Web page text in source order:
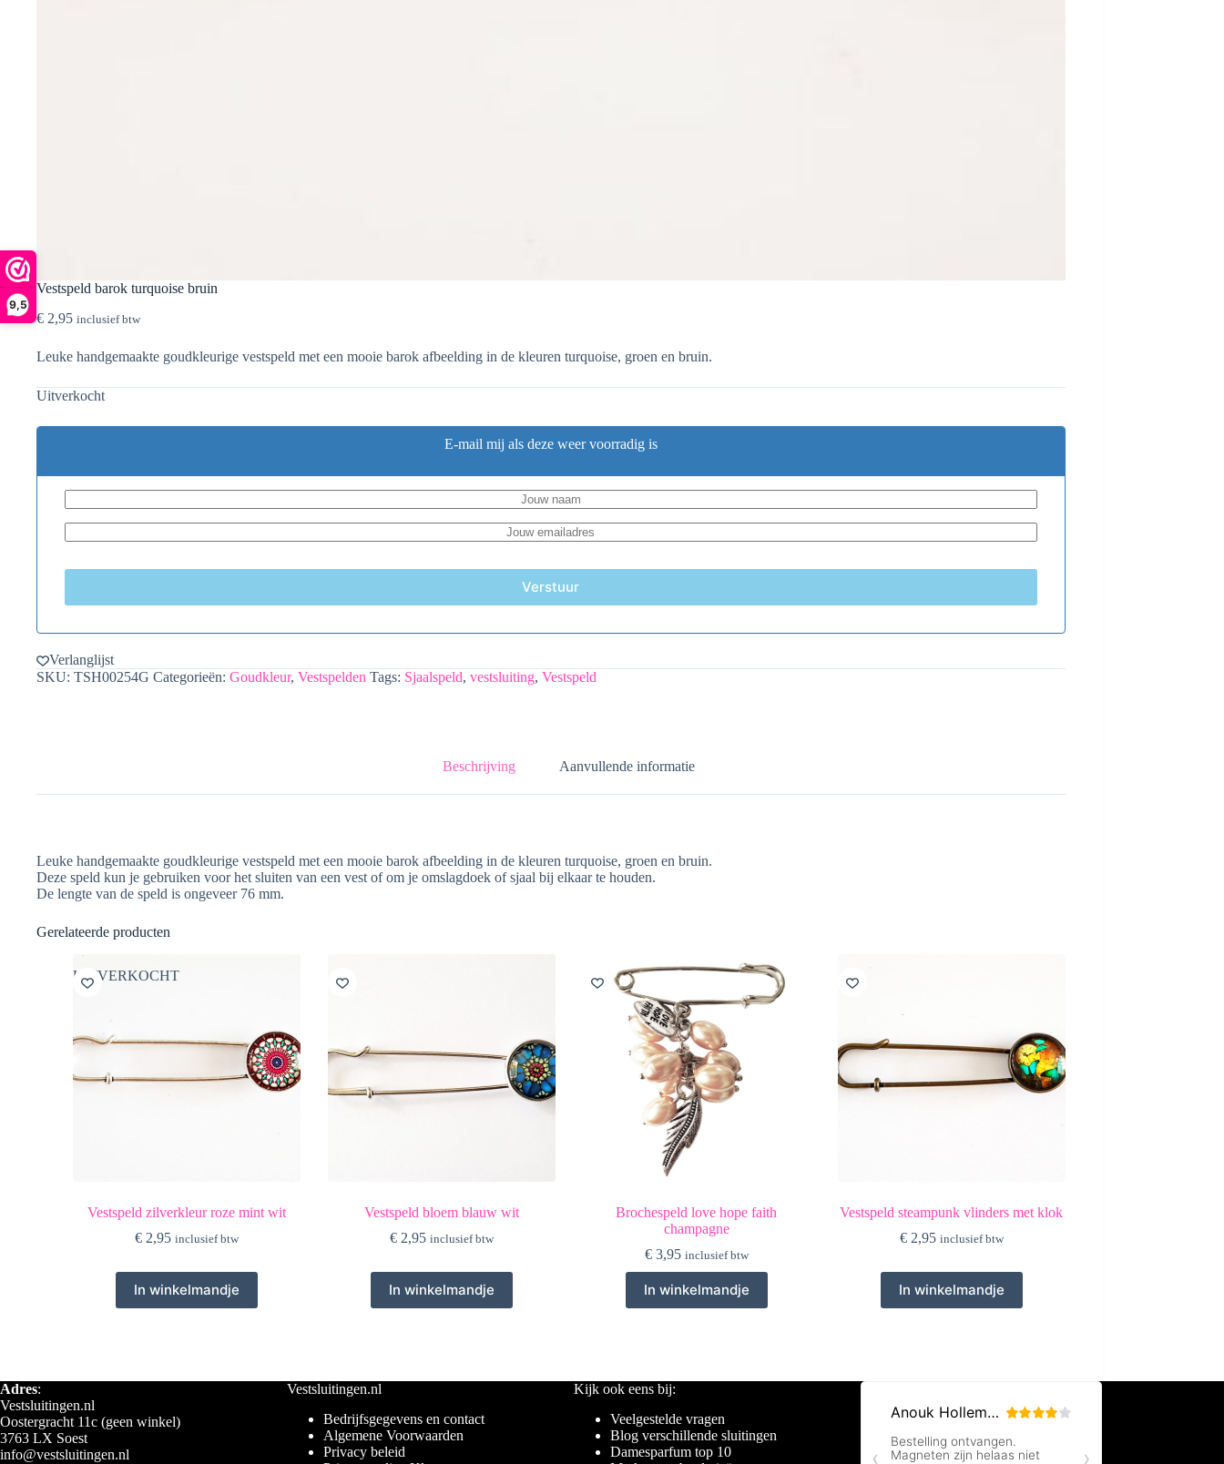
9,5
Vestspeld barok turquoise bruin
€ 2,95 inclusief btw
Leuke handgemaakte goudkleurige vestspeld met een mooie barok afbeelding in de kleuren turquoise, groen en bruin.
Uitverkocht
E-mail mij als deze weer voorradig is
Verstuur
Verlanglijst
SKU: TSH00254G Categorieën: Goudkleur, Vestspelden Tags: Sjaalspeld, vestsluiting, Vestspeld
Beschrijving Aanvullende informatie
Leuke handgemaakte goudkleurige vestspeld met een mooie barok afbeelding in de kleuren turquoise, groen en bruin.
Deze speld kun je gebruiken voor het sluiten van een vest of om je omslagdoek of sjaal bij elkaar te houden.
De lengte van de speld is ongeveer 76 mm.
Gerelateerde producten
UITVERKOCHT
Vestspeld zilverkleur roze mint wit
€2,95 inclusief btw
In winkelmandje
Vestspeld bloem blauw wit
€2,95 inclusief btw
In winkelmandje
Brochespeld love hope faith
champagne
€3,95 inclusief btw
In winkelmandje
Vestspeld steampunk vlinders met klok
€2,95 inclusief btw
In winkelmandje
Adres:
Vestsluitingen.nl
Oostergracht 11c (geen winkel)
3763 LX Soest
info@vestsluitingen.nl
Vestsluitingen.nl
Bedrijfsgegevens en contact
Algemene Voorwaarden
Privacy beleid
Kijk ook eens bij:
Veelgestelde vragen
Blog verschillende sluitingen
Damesparfum top 10